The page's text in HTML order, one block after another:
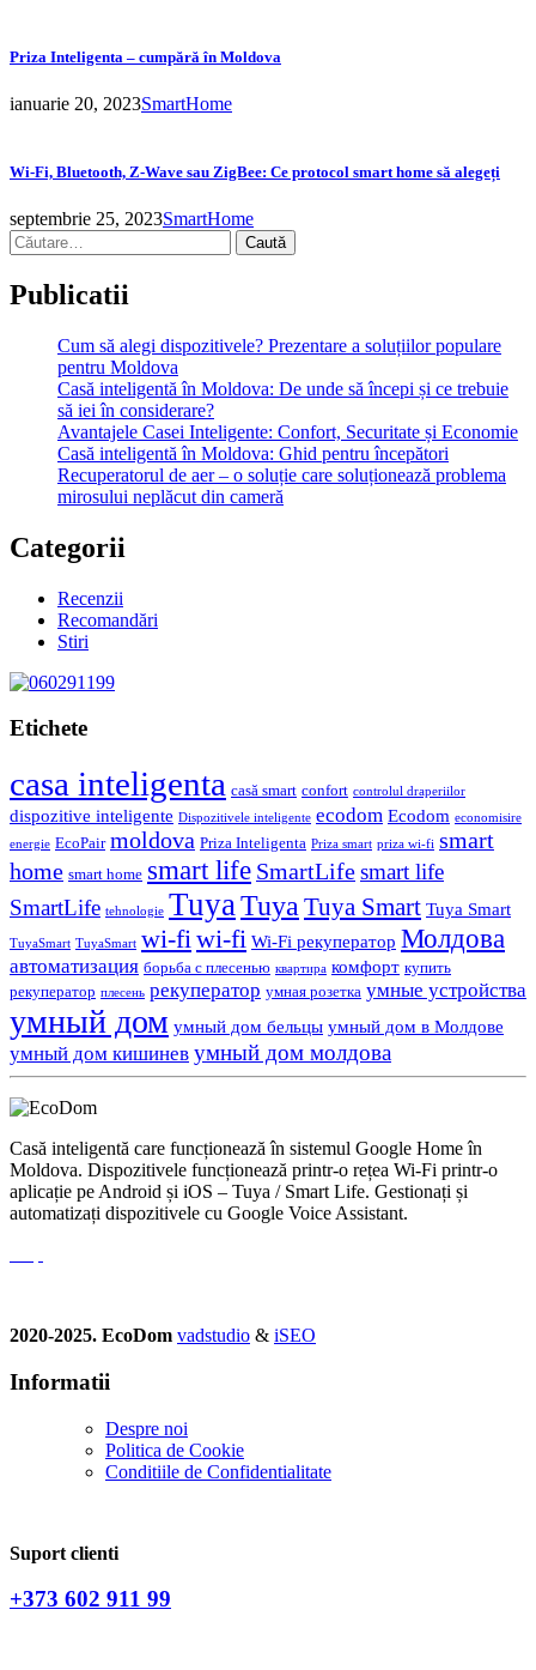
Priza Inteligenta – cumpără în Moldova
ianuarie 20, 2023SmartHome
Wi-Fi, Bluetooth, Z-Wave sau ZigBee: Ce protocol smart home să alegeți
septembrie 25, 2023SmartHome
Caută
după:
Publicatii
Cum să alegi dispozitivele? Prezentare a soluțiilor populare
pentru Moldova
Casă inteligentă în Moldova: De unde să începi și ce trebuie
să iei în considerare?
Avantajele Casei Inteligente: Confort, Securitate și Economie
Casă inteligentă în Moldova: Ghid pentru începători
Recuperatorul de aer – o soluție care soluționează problema
mirosului neplăcut din cameră
Categorii
Recenzii
Recomandări
Stiri
Etichete
casa inteligenta casă smart confort controlul draperiilor
dispozitive inteligente Dispozitivele inteligente ecodom Ecodom economisire
energie EcoPair moldova Priza Inteligenta Priza smart priza wi-fi smart
home smart home smart life SmartLife smart life
SmartLife tehnologie TuyaTuya Tuya Smart Tuya Smart
TuyaSmart TuyaSmart wi-fiwi-fi Wi-Fi рекуператор Молдова
автоматизация борьба с плесенью квартира комфорт купить
рекуператор плесень рекуператор умная розетка умные устройства
умный дом умный дом бельцы умный дом в Молдове
умный дом кишинев умный дом молдова
Casă inteligentă care funcționează în sistemul Google Home în
Moldova. Dispozitivele funcționează printr-o rețea Wi-Fi printr-o
aplicație pe Android și iOS – Tuya / Smart Life. Gestionați și
automatizați dispozitivele cu Google Voice Assistant.
2020-2025. EcoDom vadstudio & iSEO
Informatii
Despre noi
Politica de Сookie
Conditiile de Confidentialitate
Suport clienti
+373 602 911 99